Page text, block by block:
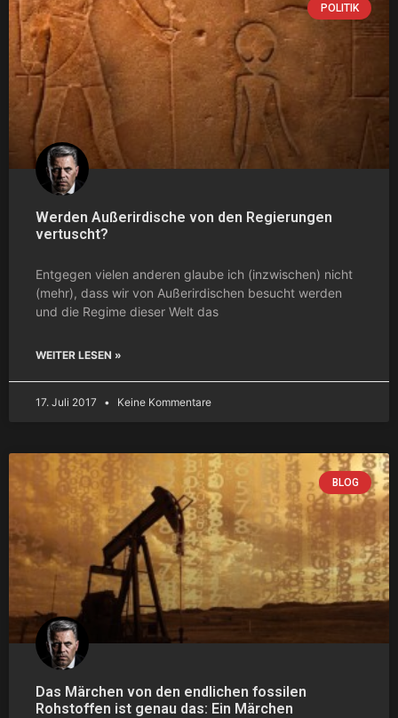
POLITIK
Werden Außerirdische von den Regierungen
vertuscht?
Entgegen vielen anderen glaube ich (inzwischen) nicht
(mehr), dass wir von Außerirdischen besucht werden
und die Regime dieser Welt das
WEITER LESEN »
17. Juli 2017 Keine Kommentare
BLOG
Das Märchen von den endlichen fossilen
Rohstoffen ist genau das: Ein Märchen